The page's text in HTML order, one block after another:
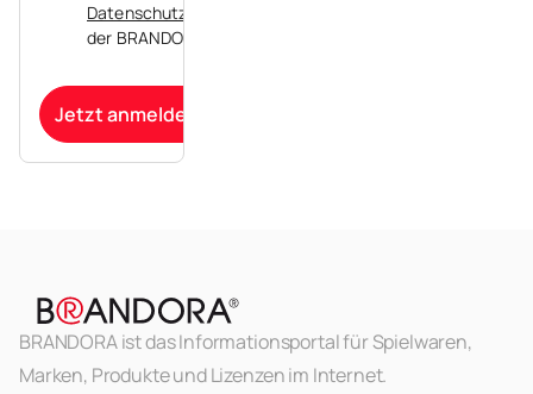
Datenschutzerklärung
der BRANDORA zu.
Jetzt anmelden
BRANDORA ist das Informationsportal für Spielwaren,
Marken, Produkte und Lizenzen im Internet.